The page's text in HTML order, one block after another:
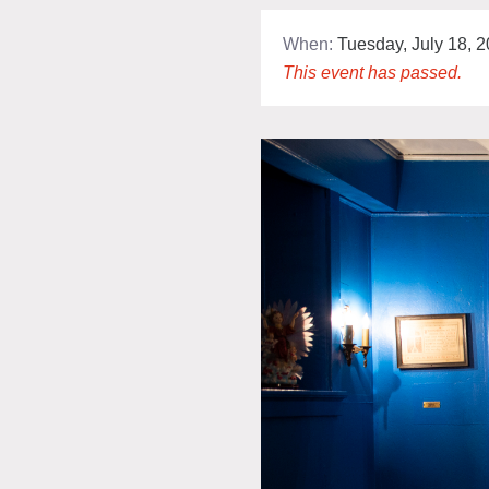
When: Tuesday, July 18,
This event has passed.